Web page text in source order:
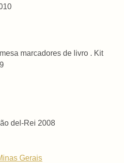
marcadores de livro . Kit
del-Rei 2008
Gerais